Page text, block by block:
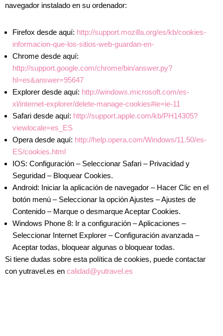
navegador instalado en su ordenador:
Firefox desde aquí: http://support.mozilla.org/es/kb/cookies-
informacion-que-los-sitios-web-guardan-en-
Chrome desde aquí:
http://support.google.com/chrome/bin/answer.py?
hl=es&answer=95647
Explorer desde aquí: http://windows.microsoft.com/es-
xl/internet-explorer/delete-manage-cookies#ie=ie-11
Safari desde aquí: http://support.apple.com/kb/PH14305?
viewlocale=es_ES
Opera desde aquí: http://help.opera.com/Windows/11.50/es-
ES/cookies.html
IOS: Configuración – Seleccionar Safari – Privacidad y
Seguridad – Bloquear Cookies.
Android: Iniciar la aplicación de navegador – Hacer Clic en el
botón menú – Seleccionar la opción Ajustes – Ajustes de
Contenido – Marque o desmarque Aceptar Cookies.
Windows Phone 8: Ir a configuración – Aplicaciones –
Seleccionar Internet Explorer – Configuración avanzada –
Aceptar todas, bloquear algunas o bloquear todas.
Si tiene dudas sobre esta política de cookies, puede contactar
con yutravel.es en calidad@yutravel.es